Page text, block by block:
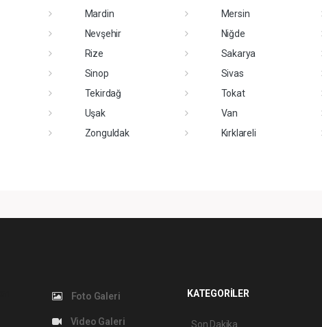
Mardin
Mersin
Nevşehir
Niğde
Rize
Sakarya
Sinop
Sivas
Tekirdağ
Tokat
Uşak
Van
Zonguldak
Kırklareli
Foto Galeri
Video Galeri
KATEGORİLER
Son Dakika